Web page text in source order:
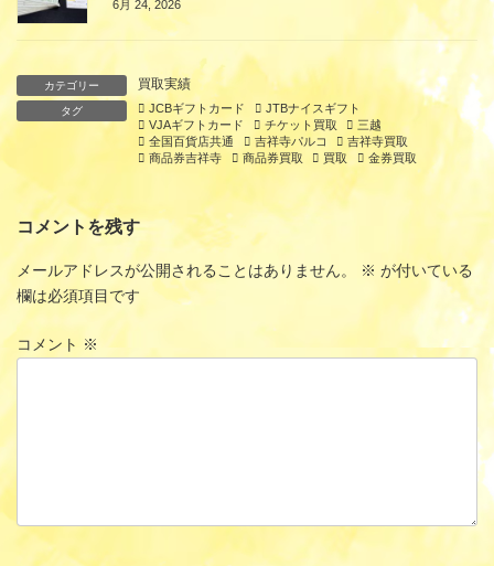
6月 24, 2026
カテゴリー 買取実績
タグ JCBギフトカード
JTBナイスギフト
VJAギフトカード
チケット買取
三越
全国百貨店共通
吉祥寺パルコ
吉祥寺買取
商品券吉祥寺
商品券買取 買取 金券買取
コメントを残す
メールアドレスが公開されることはありません。 ※ が付いている
欄は必須項目です
コメント ※